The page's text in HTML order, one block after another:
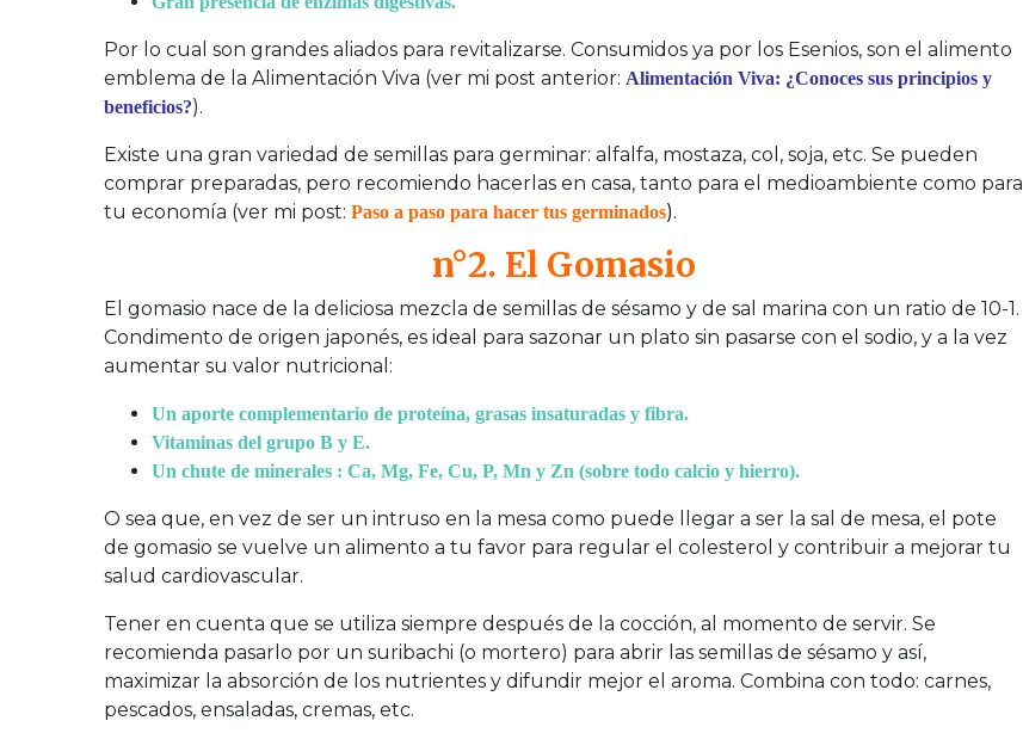
Por lo cual son grandes aliados para revitalizarse. Consumidos ya por los Esenios, son el alimento
emblema de la Alimentación Viva (ver mi post anterior: Alimentación Viva: ¿Conoces sus principios y
beneficios?).
Existe una gran variedad de semillas para germinar: alfalfa, mostaza, col, soja, etc. Se pueden
comprar preparadas, pero recomiendo hacerlas en casa, tanto para el medioambiente como para
tu economía (ver mi post: Paso a paso para hacer tus germinados).
n°2. El Gomasio
El gomasio nace de la deliciosa mezcla de semillas de sésamo y de sal marina con un ratio de 10-1.
Condimento de origen japonés, es ideal para sazonar un plato sin pasarse con el sodio, y a la vez
aumentar su valor nutricional:
Un aporte complementario de proteína, grasas insaturadas y fibra.
Vitaminas del grupo B y E.
Un chute de minerales : Ca, Mg, Fe, Cu, P, Mn y Zn (sobre todo calcio y hierro).
O sea que, en vez de ser un intruso en la mesa como puede llegar a ser la sal de mesa, el pote
de gomasio se vuelve un alimento a tu favor para regular el colesterol y contribuir a mejorar tu
salud cardiovascular.
Tener en cuenta que se utiliza siempre después de la cocción, al momento de servir. Se
recomienda pasarlo por un suribachi (o mortero) para abrir las semillas de sésamo y así,
maximizar la absorción de los nutrientes y difundir mejor el aroma. Combina con todo: carnes,
pescados, ensaladas, cremas, etc.